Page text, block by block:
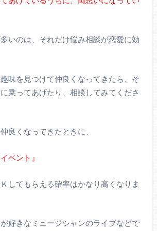
いのは、それだけ悩み相談が恋愛に効
味を見つけて仲良くなってきたら、そ
乗ってあげたり、相談してみてくださ
良くなってきたときに、
ベント』
してもらえる確率はかなり高くなりま
好きなミュージシャンのライブなどで